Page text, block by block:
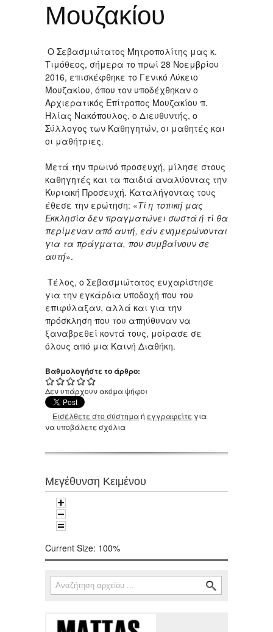
Μουζακίου
Ο Σεβασμιώτατος Μητροπολίτης μας κ.
Τιμόθεος, σήμερα το πρωί 28 Νοεμβρίου
2016, επισκέφθηκε το Γενικό Λύκειο
Μουζακίου, όπου τον υποδέχθηκαν ο
Αρχιερατικός Επίτροπος Μουζακίου π.
Ηλίας Νακόπουλος, ο Διευθυντής, ο
Σύλλογος των Καθηγητών, οι μαθητές και
οι μαθήτριες.
Μετά την πρωινό προσευχή, μίλησε στους
καθηγητές και τα παιδιά αναλύοντας την
Κυριακή Προσευχή. Καταλήγοντας τους
έθεσε την ερώτηση: «Τί η τοπική μας
Εκκλησία δεν πραγματώνει σωστά ή τί θα
περίμεναν από αυτή, εάν ενημερώνονται
για τα πράγματα, που συμβαίνουν σε
αυτή».
Τέλος, ο Σεβασμιώτατος ευχαρίστησε
για την εγκάρδια υποδοχή που του
επιφύλαξαν, αλλά και για την
πρόσκληση που του απηύθυναν να
ξαναβρεθεί κοντά τους, μοίρασε σε
όλους από μια Καινή Διαθήκη.
Βαθμολογήστε το άρθρο:
Δεν υπάρχουν ακόμα ψήφοι
Εισέλθετε στο σύστημαή εγγραφείτε για
να υποβάλετε σχόλια
Μεγέθυνση Κειμένου
Current Size: 100%
Φόρμα αναζήτησης
Αναζήτηση